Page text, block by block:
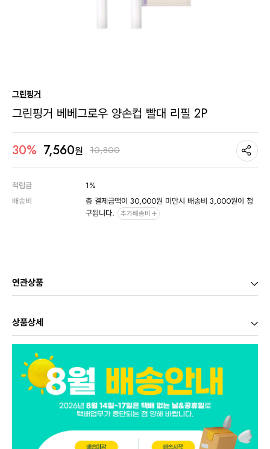
그린핑거
그린핑거 베베그로우 양손컵 빨대 리필 2P
30% 7,560원 10,800
적립금
1%
배송비
총 결제금액이 30,000원 미만시 배송비 3,000원이 청
구됩니다.
추가배송비
연관상품
상품상세